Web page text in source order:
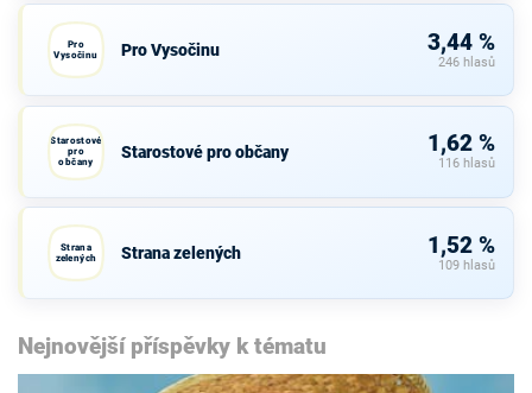
Pro
Vysočinu
Pro Vysočinu 3,44 %
246 hlasů
Starostové
pro
občany
Starostové pro občany 1,62 %
116 hlasů
Strana
zelených
Strana zelených 1,52 %
109 hlasů
Nejnovější příspěvky k tématu